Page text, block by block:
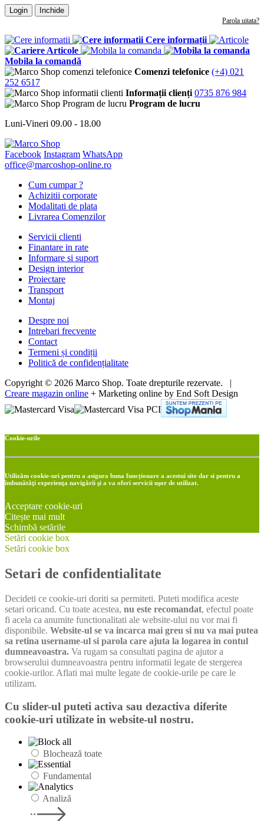
Login Inchide
Parola uitata?
Cere informații
Articole
Mobila la comandă
Comenzi telefonice (+4) 021
252 6517
Informații clienți 0735 876 984
Program de lucru
Luni-Vineri 09.00 - 18.00
Facebook Instagram WhatsApp
office@marcoshop-online.ro
Cum cumpar ?
Achizitii corporate
Modalitati de plata
Livrarea Comenzilor
Servicii clienti
Finantare in rate
Informare si suport
Design interior
Proiectare
Transport
Montaj
Despre noi
Intrebari frecvente
Contact
Termeni și condiții
Politică de confidențialitate
Copyright © 2026 Marco Shop. Toate drepturile rezervate. |
Creare magazin online + Marketing online by End Soft Design
Cookie-urile
Utilizăm cookie-uri pentru a asigura buna funcționare a acestui site dar si pentru a
îmbunătăţi experienţa navigării şi a va oferi servicii uşor de utilizat.
Acceptare cookie-uri
Citește mai mult
Schimbă setările
Setări cookie box
Setări cookie box
Setari de confidentialitate
Decideti ce cookie-uri doriti sa permiteti. Puteti modifica aceste
setari oricand. Cu toate acestea, nu este recomandat, efectul poate
fi acela ca anumite functionalitati ale website-ului nu vor mai fi
disponibile. Website-ul se va incarca mai greu si nu va mai putea
sa retina username-ul si parola care ajuta la logarea in contul
dumneavoastra. Va rugam sa consultati pagina de ajutor a
browserului dumneavoastra pentru informatii legate de stergerea
cookie-urilor. Aflati mai multe legate de cookie-urile pe care le
utilizam.
Cu slider-ul puteti activa sau dezactiva diferite
cookie-uri utilizate in website-ul nostru.
Blochează toate
Fundamental
Analiză